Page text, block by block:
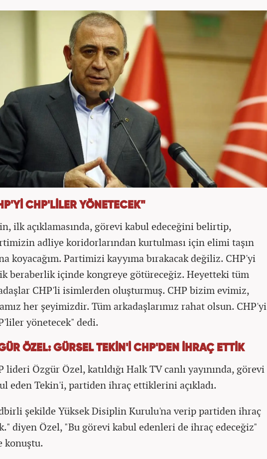
CHP'LİLER YÖNETECEK"
ilk açıklamasında, görevi kabul edeceğini belirtip,
adliye koridorlarından kurtulması için elimi taşın
koyacağım. Partimizi kayyıma bırakacak değiliz. CHP'yi
beraberlik içinde kongreye götüreceğiz. Heyetteki tüm
CHP'li isimlerden oluşturmuş. CHP bizim evimiz,
her şeyimizdir. Tüm arkadaşlarımız rahat olsun. CHP'yi
yönetecek" dedi.
ÖZEL: GÜRSEL TEKİN'İ CHP'DEN İHRAÇ ETTİK
lideri Özgür Özel, katıldığı Halk TV canlı yayınında, görevi
eden Tekin'i, partiden ihraç ettiklerini açıkladı.
şekilde Yüksek Disiplin Kurulu'na verip partiden ihraç
diyen Özel, "Bu görevi kabul edenleri de ihraç edeceğiz"
konuştu.